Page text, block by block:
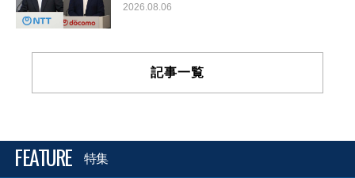
2026.08.06
記事一覧
FEATURE 特集